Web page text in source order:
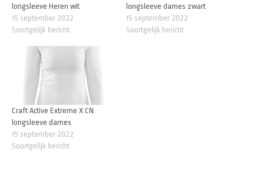
longsleeve Heren wit
15 september 2022
Soortgelijk bericht
longsleeve dames zwart
15 september 2022
Soortgelijk bericht
Craft Active Extreme X CN
longsleeve dames
15 september 2022
Soortgelijk bericht